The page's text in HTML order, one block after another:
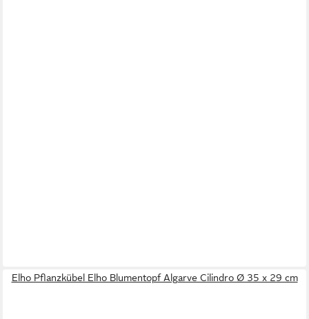
Elho Pflanzkübel Elho Blumentopf Algarve Cilindro Ø 35 x 29 cm